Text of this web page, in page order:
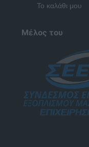
Το καλάθι μου
Μέλος του